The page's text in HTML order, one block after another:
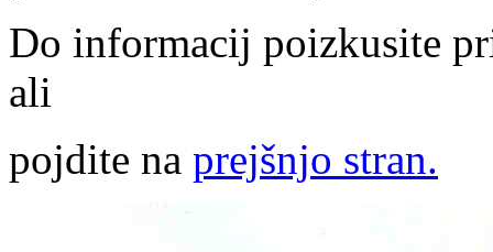
Do informacij poizkusite
ali
pojdite na prejšnjo stran.